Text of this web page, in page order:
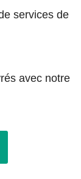
services de
avec notre